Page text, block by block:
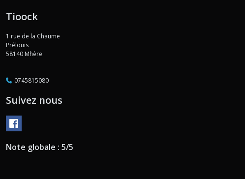
Tioock
1 rue de la Chaume
Prélouis
58140 Mhère
0745815080
Suivez nous
Note globale : 5/5